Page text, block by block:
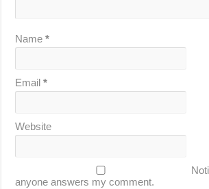
Name*
Email*
Website
anyone answers my comment.